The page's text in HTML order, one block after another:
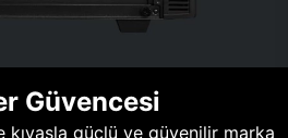
Güvencesi
kıyasla güçlü ve güvenilir marka